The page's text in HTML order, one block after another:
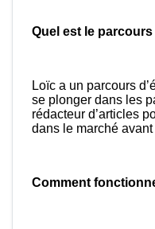
Quel est le
Loïc a un parcours
se plonger dans les
rédacteur d’articles
dans le marché
Comment